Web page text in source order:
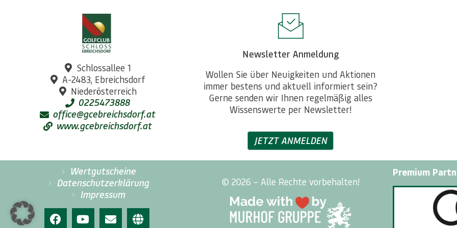
Schlossallee 1
A-2483, Ebreichsdorf
Niederösterreich
0225473888
office@gcebreichsdorf.at
www.gcebreichsdorf.at
Newsletter Anmeldung
Wollen Sie über Neuigkeiten und Aktionen
immer bestens und aktuell informiert sein?
Gerne senden wir Ihnen regelmäßig alles
Wissenswerte per Newsletter!
JETZT ANMELDEN
Wertgutscheine
Datenschutzerklärung
Impressum
© 2026 – Alle Rechte vorbehalten!
Premium